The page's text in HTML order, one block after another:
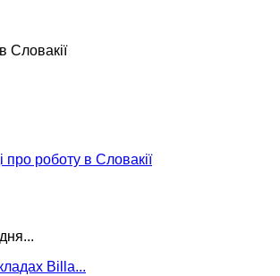
про роботу в Словакії
Billa...